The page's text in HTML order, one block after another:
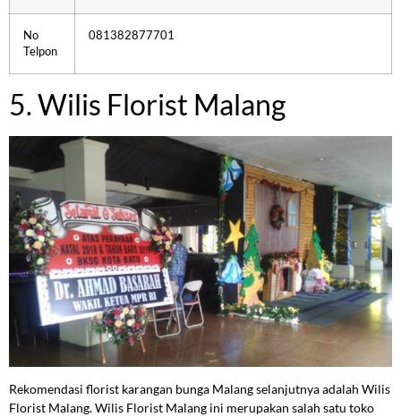
No
Telpon
081382877701
5. Wilis Florist Malang
Rekomendasi florist karangan bunga Malang selanjutnya adalah Wilis
Florist Malang. Wilis Florist Malang ini merupakan salah satu toko